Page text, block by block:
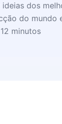
dos
do mundo
minutos